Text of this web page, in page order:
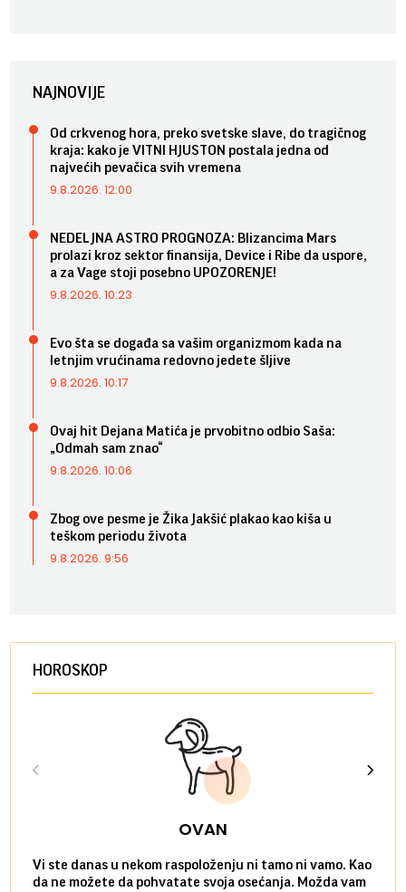
NAJNOVIJE
Od crkvenog hora, preko svetske slave, do tragičnog
kraja: kako je VITNI HJUSTON postala jedna od
najvećih pevačica svih vremena
9.8.2026. 12:00
NEDELJNA ASTRO PROGNOZA: Blizancima Mars
prolazi kroz sektor finansija, Device i Ribe da uspore,
a za Vage stoji posebno UPOZORENJE!
9.8.2026. 10:23
Evo šta se događa sa vašim organizmom kada na
letnjim vrućinama redovno jedete šljive
9.8.2026. 10:17
Ovaj hit Dejana Matića je prvobitno odbio Saša:
„Odmah sam znao“
9.8.2026. 10:06
Zbog ove pesme je Žika Jakšić plakao kao kiša u
teškom periodu života
9.8.2026. 9:56
HOROSKOP
OVAN
Vi ste danas u nekom raspoloženju ni tamo ni vamo. Kao
da ne možete da pohvatate svoja osećanja. Možda vam